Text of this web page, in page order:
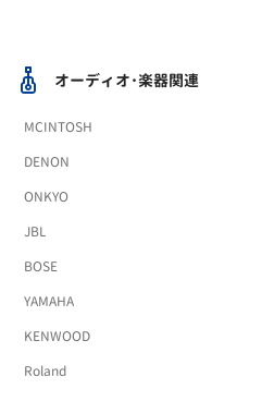
オーディオ･楽器関連
MCINTOSH
DENON
ONKYO
JBL
BOSE
YAMAHA
KENWOOD
Roland